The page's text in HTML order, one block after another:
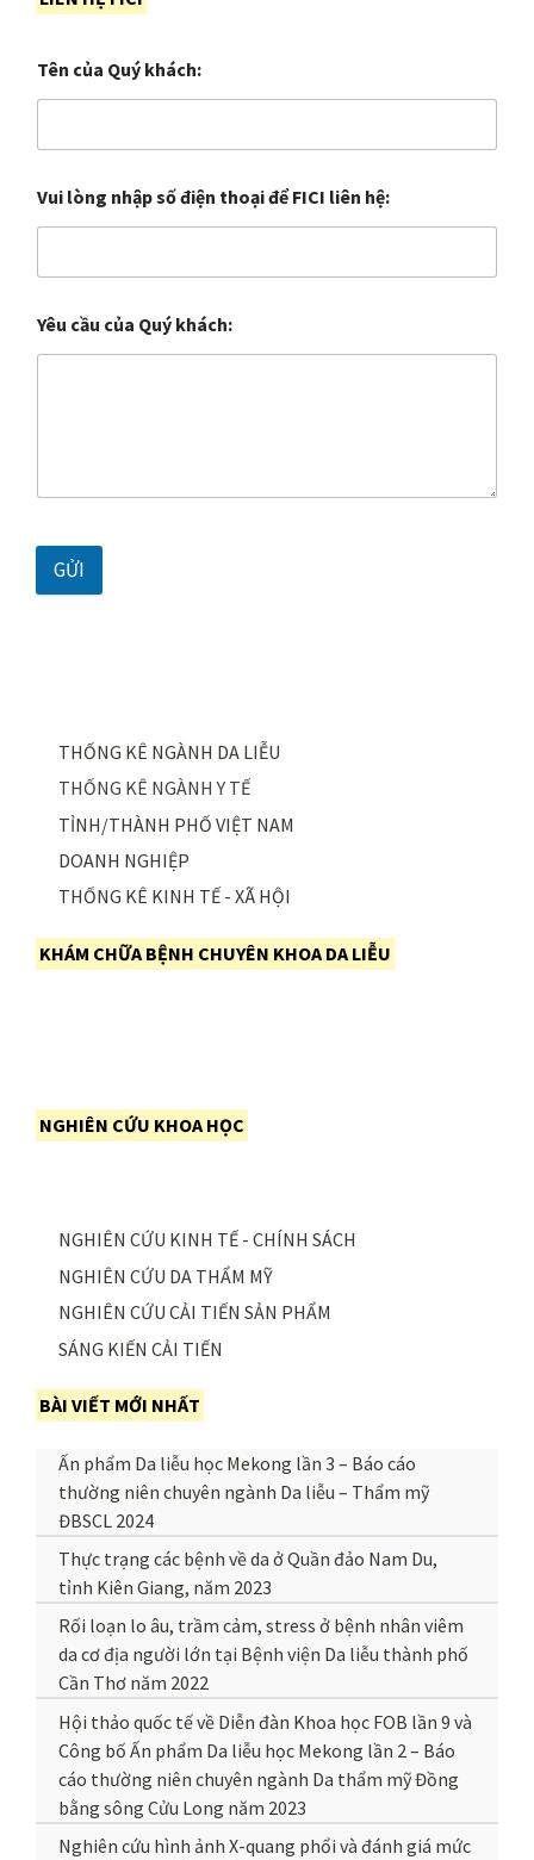
Tên của Quý khách:
Vui lòng nhập số điện thoại để FICI liên hệ:
Yêu cầu của Quý khách:
GỬI
THỐNG KÊ NGÀNH DA LIỄU
THỐNG KÊ NGÀNH Y TẾ
TỈNH/THÀNH PHỐ VIỆT NAM
DOANH NGHIỆP
THỐNG KÊ KINH TẾ - XÃ HỘI
KHÁM CHỮA BỆNH CHUYÊN KHOA DA LIỄU
NGHIÊN CỨU KHOA HỌC
NGHIÊN CỨU KINH TẾ - CHÍNH SÁCH
NGHIÊN CỨU DA THẨM MỸ
NGHIÊN CỨU CẢI TIẾN SẢN PHẨM
SÁNG KIẾN CẢI TIẾN
BÀI VIẾT MỚI NHẤT
Ấn phẩm Da liễu học Mekong lần 3 – Báo cáo
thường niên chuyên ngành Da liễu – Thẩm mỹ
ĐBSCL 2024
Thực trạng các bệnh về da ở Quần đảo Nam Du,
tỉnh Kiên Giang, năm 2023
Rối loạn lo âu, trầm cảm, stress ở bệnh nhân viêm
da cơ địa người lớn tại Bệnh viện Da liễu thành phố
Cần Thơ năm 2022
Hội thảo quốc tế về Diễn đàn Khoa học FOB lần 9 và
Công bố Ấn phẩm Da liễu học Mekong lần 2 – Báo
cáo thường niên chuyên ngành Da thẩm mỹ Đồng
bằng sông Cửu Long năm 2023
Nghiên cứu hình ảnh X-quang phổi và đánh giá mức